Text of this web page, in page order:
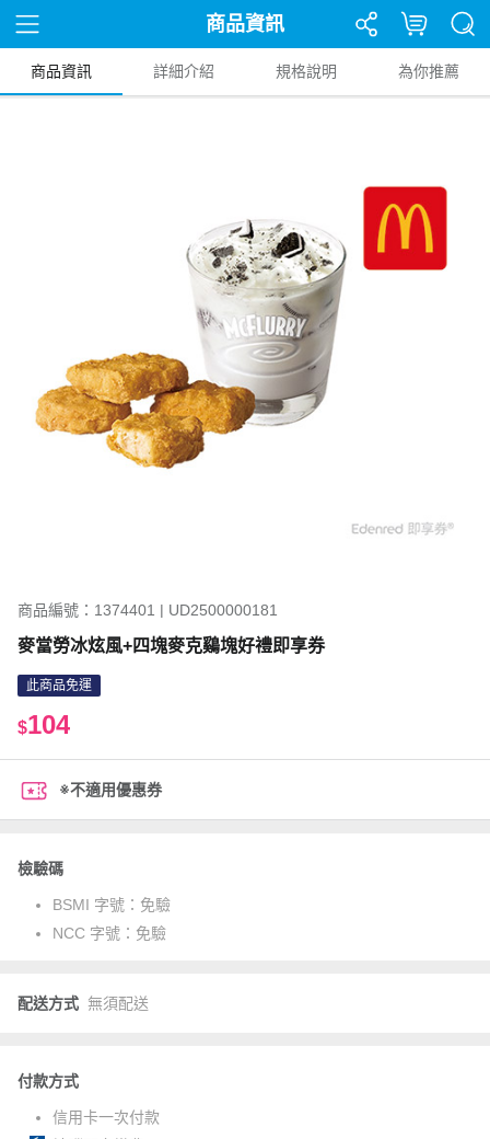
商品資訊
商品資訊 詳細介紹 規格說明 為你推薦
商品編號：1374401 | UD2500000181
麥當勞冰炫風+四塊麥克鷄塊好禮即享券
此商品免運
$104
※不適用優惠券
檢驗碼
BSMI 字號： 免驗
NCC 字號： 免驗
配送方式 無須配送
付款方式
信用卡一次付款